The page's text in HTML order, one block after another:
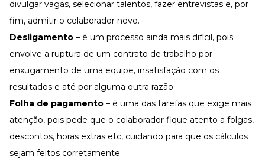
divulgar vagas, selecionar talentos, fazer entrevistas e, por
fim, admitir o colaborador novo.
Desligamento – é um processo ainda mais difícil, pois
envolve a ruptura de um contrato de trabalho por
enxugamento de uma equipe, insatisfação com os
resultados e até por alguma outra razão.
Folha de pagamento – é uma das tarefas que exige mais
atenção, pois pede que o colaborador fique atento a folgas,
descontos, horas extras etc, cuidando para que os cálculos
sejam feitos corretamente.